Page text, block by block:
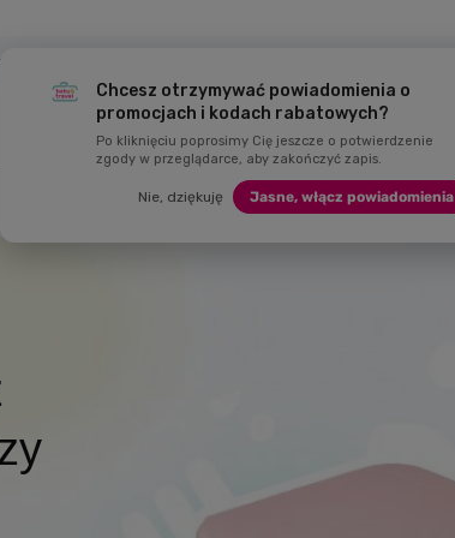
NAWODNIENIE DZIECKO ZABAWKI MARKI
Chcesz otrzymywać powiadomienia o
promocjach i kodach rabatowych?
Po kliknięciu poprosimy Cię jeszcze o potwierdzenie
zgody w przeglądarce, aby zakończyć zapis.
Nie, dziękuję Jasne, włącz powiadomienia